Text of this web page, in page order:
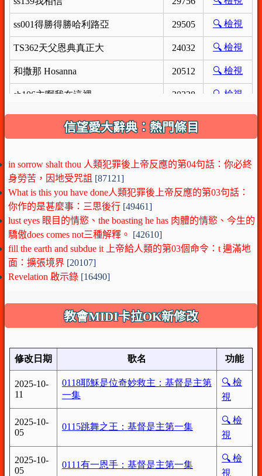
信望愛大辭典：熱門條目
in sorrow shalt thou 人類犯罪後上帝反應的第04句話：你必終
身勞苦，因地受咒詛 [87121]
What is this you have done人類犯罪後上帝反應的第03句話：
你作的是甚麼事：三思後行 [49461]
lust eyes 眼目的情慾、the boasting he has 肉體的情慾、今生的
驕傲does comes not三種解釋。 [42610]
fill the earth and subdue it 上帝給人類的第03個命令：t 遍滿地
面：擴張境界 [20107]
Revelation 啟示錄 [16490]
教會MIDI卡拉OK新修改